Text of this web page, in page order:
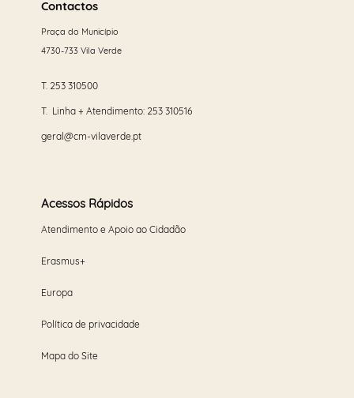
maisContactos
Praça do Município
4730-733 Vila Verde
T. 253 310500
T. Linha + Atendimento: 253 310516
geral@cm-vilaverde.pt
Acessos Rápidos
Atendimento e Apoio ao Cidadão
Erasmus+
Europa
Política de privacidade
Mapa do Site